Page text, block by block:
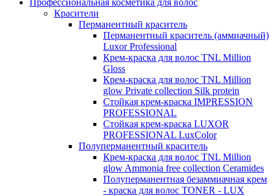
Профессиональная косметика для волос
Красители
Перманентный краситель
Перманентный краситель (аммиачный)
Luxor Professional
Крем-краска для волос TNL Million
Gloss
Крем-краска для волос TNL Million
glow Private collection Silk protein
Стойкая крем-краска IMPRESSION
PROFESSIONAL
Стойкая крем-краска LUXOR
PROFESSIONAL LuxColor
Полуперманентный краситель
Крем-краска для волос TNL Million
glow Ammonia free collection Ceramides
Полуперманентная безаммиачная крем
- краска для волос TONER - LUX